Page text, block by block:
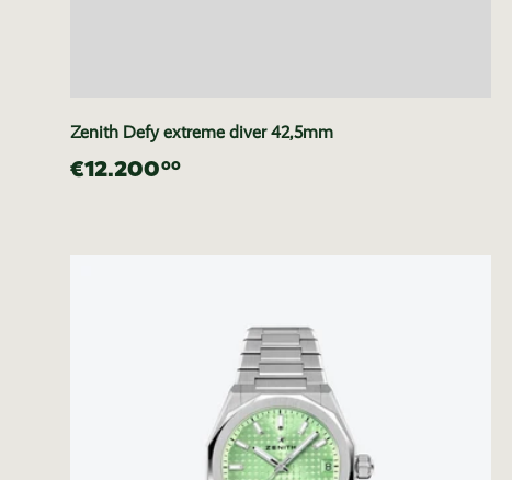
Zenith Defy extreme diver 42,5mm
€12.20000